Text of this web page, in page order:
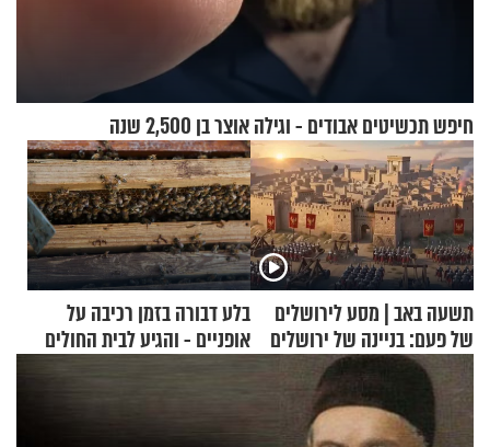
חיפש תכשיטים אבודים - וגילה אוצר בן 2,500 שנה
תשעה באב | מסע לירושלים
של פעם: בניינה של ירושלים
בלע דבורה בזמן רכיבה על
אופניים - והגיע לבית החולים